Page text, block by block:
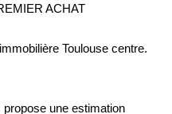
ACHAT
Toulouse centre.
une estimation